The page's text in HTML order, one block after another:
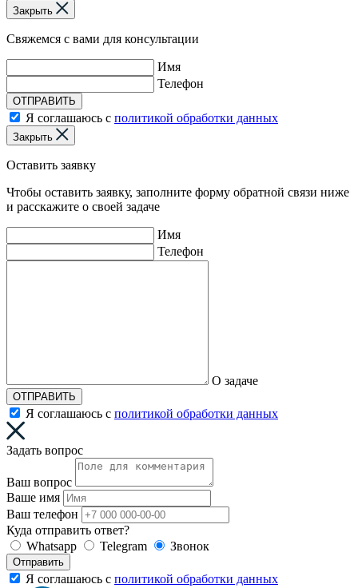
Закрыть
Свяжемся с вами для консультации
Имя
Телефон
ОТПРАВИТЬ
Я соглашаюсь с политикой обработки данных
Закрыть
Оставить заявку
Чтобы оставить заявку, заполните форму обратной связи ниже
и расскажите о своей задаче
Имя
Телефон
О задаче
ОТПРАВИТЬ
Я соглашаюсь с политикой обработки данных
Задать вопрос
Ваш вопрос
Ваше имя
Ваш телефон
Куда отправить ответ?
Whatsapp
Telegram Звонок
Отправить
Я соглашаюсь с политикой обработки данных